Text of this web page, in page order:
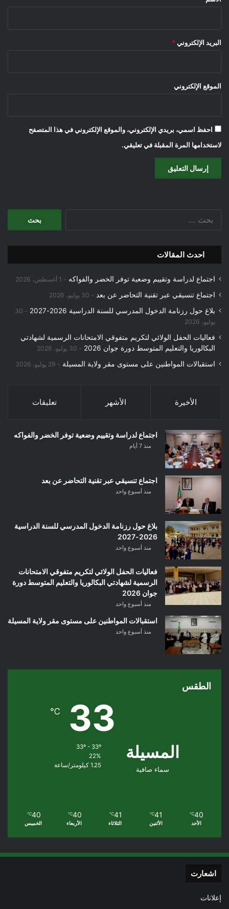
البريد الإلكتروني *
الموقع الإلكتروني
احفظ اسمي، بريدي الإلكتروني، والموقع الإلكتروني في هذا المتصفح
لاستخدامها المرة المقبلة في تعليقي.
احدث المقالات
اجتماع لدراسة وتقييم وضعية توفر الخضر والفواكه 1 أغسطس، 2026
اجتماع تنسيقي عبر تقنية التحاضر عن بعد 30 يوليو، 2026
بلاغ حول رزنامة الدخول المدرسي للسنة الدراسية 2026-2027
30
يوليو، 2026
فعاليات الحفل الولائي لتكريم متفوقي الامتحانات الرسمية لشهادتي
البكالوريا والتعليم المتوسط دورة جوان 2026
30 يوليو، 2026
استقبالات المواطنين على مستوى مقر ولاية المسيلة 29 يوليو، 2026
الأخيرة الأشهر تعليقات
اجتماع لدراسة وتقييم وضعية توفر الخضر والفواكه
منذ 7 أيام
اجتماع تنسيقي عبر تقنية التحاضر عن بعد
منذ أسبوع واحد
بلاغ حول رزنامة الدخول المدرسي للسنة الدراسية
2026-2027
منذ أسبوع واحد
فعاليات الحفل الولائي لتكريم متفوقي الامتحانات
الرسمية لشهادتي البكالوريا والتعليم المتوسط دورة
جوان 2026
منذ أسبوع واحد
استقبالات المواطنين على مستوى مقر ولاية المسيلة
منذ أسبوع واحد
الطقس
المسيلة
سماء صافية
33
℃
33º - 33º
22%
1.25 كيلومتر/ساعة
40
℃
الأحد
41
℃
الأثنين
41
℃
الثلاثاء
40
℃
الأربعاء
40
℃
الخميس
اشعارت
إعلانات